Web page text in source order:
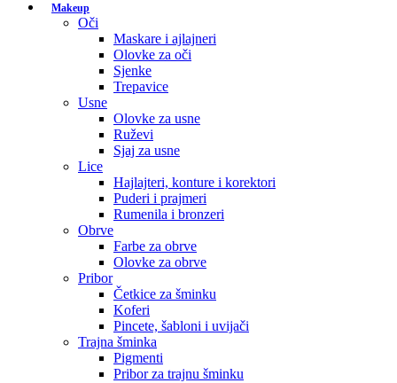
Makeup
Oči
Maskare i ajlajneri
Olovke za oči
Sjenke
Trepavice
Usne
Olovke za usne
Ruževi
Sjaj za usne
Lice
Hajlajteri, konture i korektori
Puderi i prajmeri
Rumenila i bronzeri
Obrve
Farbe za obrve
Olovke za obrve
Pribor
Četkice za šminku
Koferi
Pincete, šabloni i uvijači
Trajna šminka
Pigmenti
Pribor za trajnu šminku